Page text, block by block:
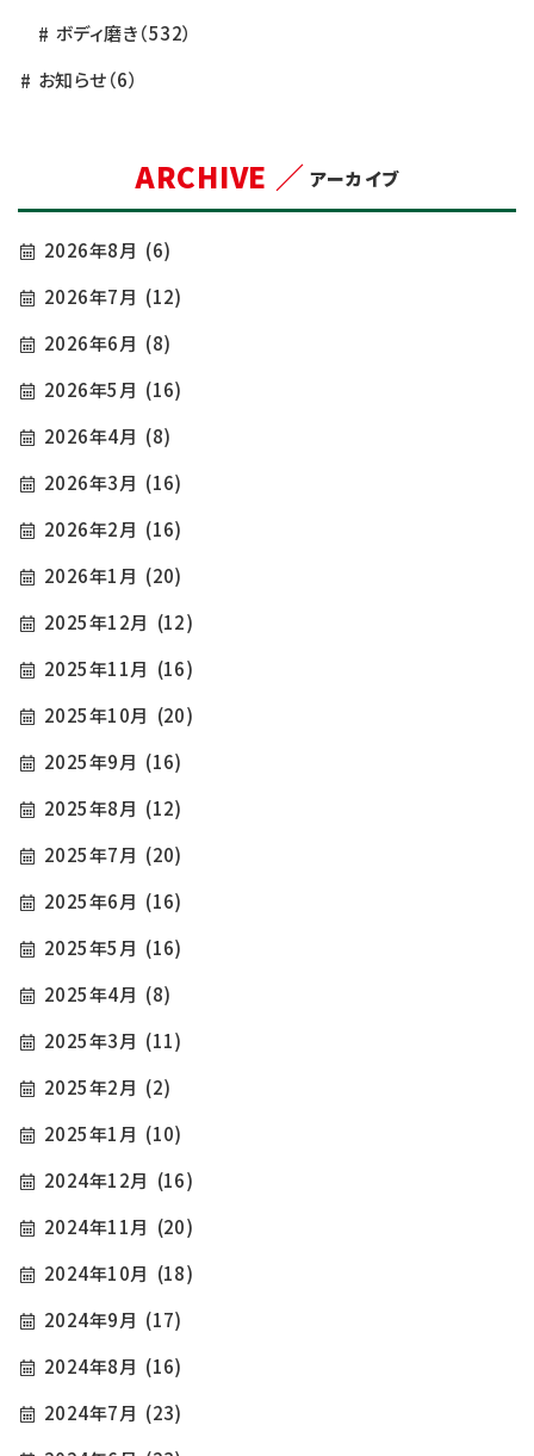
ボディ磨き（532）
お知らせ（6）
ARCHIVE ／ アーカイブ
2026年8月 (6)
2026年7月 (12)
2026年6月 (8)
2026年5月 (16)
2026年4月 (8)
2026年3月 (16)
2026年2月 (16)
2026年1月 (20)
2025年12月 (12)
2025年11月 (16)
2025年10月 (20)
2025年9月 (16)
2025年8月 (12)
2025年7月 (20)
2025年6月 (16)
2025年5月 (16)
2025年4月 (8)
2025年3月 (11)
2025年2月 (2)
2025年1月 (10)
2024年12月 (16)
2024年11月 (20)
2024年10月 (18)
2024年9月 (17)
2024年8月 (16)
2024年7月 (23)